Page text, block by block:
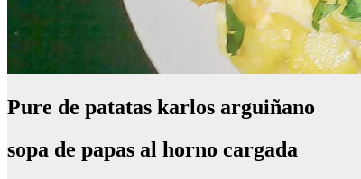
Pure de patatas karlos arguiñano
sopa de papas al horno cargada